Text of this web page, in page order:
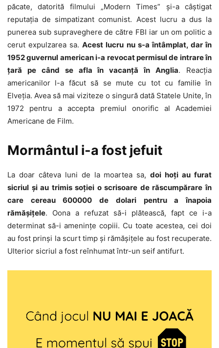
păcate, datorită filmului „Modern Times” şi-a câştigat
reputaţia de simpatizant comunist. Acest lucru a dus la
punerea sub supraveghere de către FBI iar un om politic a
cerut expulzarea sa.Acest lucru nu s-a întâmplat, dar în
1952 guvernul american i-a revocat permisul de intrare în
ţară pe când se afla în vacanţă în Anglia. Reacţia
americanilor l-a făcut să se mute cu tot cu familie în
Elveţia. Avea să mai viziteze o singură dată Statele Unite, în
1972 pentru a accepta premiul onorific al Academiei
Americane de Film.
Mormântul i-a fost jefuit
La doar câteva luni de la moartea sa,doi hoţi au furat
sicriul şi au trimis soţiei o scrisoare de răscumpărare în
care cereau 600000 de dolari pentru a înapoia
rămăşiţele. Oona a refuzat să-i plătească, fapt ce i-a
determinat să-i ameninţe copiii. Cu toate acestea, cei doi
au fost prinşi la scurt timp şi rămăşiţele au fost recuperate.
Ulterior sicriul a fost reînhumat într-un seif antifurt.